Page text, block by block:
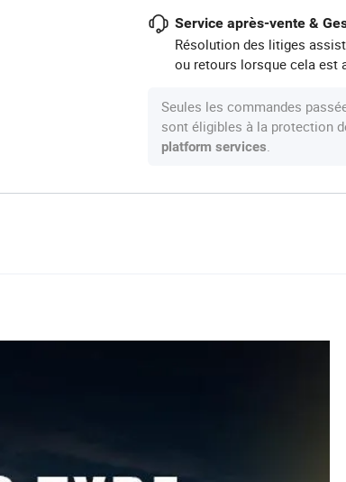
Service après-vente &
Résolution des litiges
ou retours lorsque cela est
Seules les commandes
sont éligibles à la protection
platform services.